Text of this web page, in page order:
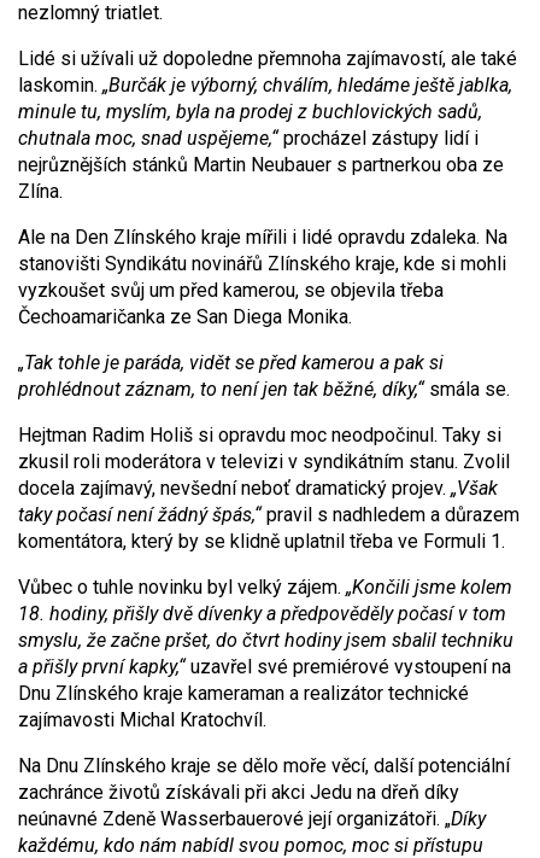
nezlomný triatlet.
Lidé si užívali už dopoledne přemnoha zajímavostí, ale také
laskomin. „Burčák je výborný, chválím, hledáme ještě jablka,
minule tu, myslím, byla na prodej z buchlovických sadů,
chutnala moc, snad uspějeme,“procházel zástupy lidí i
nejrůznějších stánků Martin Neubauer s partnerkou oba ze
Zlína.
Ale na Den Zlínského kraje mířili i lidé opravdu zdaleka. Na
stanovišti Syndikátu novinářů Zlínského kraje, kde si mohli
vyzkoušet svůj um před kamerou, se objevila třeba
Čechoamaričanka ze San Diega Monika.
„Tak tohle je paráda, vidět se před kamerou a pak si
prohlédnout záznam, to není jen tak běžné, díky,“smála se.
Hejtman Radim Holiš si opravdu moc neodpočinul. Taky si
zkusil roli moderátora v televizi v syndikátním stanu. Zvolil
docela zajímavý, nevšední neboť dramatický projev. „Však
taky počasí není žádný špás,“pravil s nadhledem a důrazem
komentátora, který by se klidně uplatnil třeba ve Formuli 1.
Vůbec o tuhle novinku byl velký zájem. „Končili jsme kolem
18. hodiny, přišly dvě dívenky a předpověděly počasí v tom
smyslu, že začne pršet, do čtvrt hodiny jsem sbalil techniku
a přišly první kapky,“uzavřel své premiérové vystoupení na
Dnu Zlínského kraje kameraman a realizátor technické
zajímavosti Michal Kratochvíl.
Na Dnu Zlínského kraje se dělo moře věcí, další potenciální
zachránce životů získávali při akci Jedu na dřeň díky
neúnavné Zdeně Wasserbauerové její organizátoři. „Díky
každému, kdo nám nabídl svou pomoc, moc si přístupu